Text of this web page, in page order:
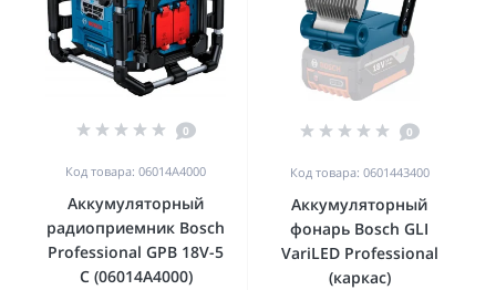
0
Код товара: 06014A4000
Аккумуляторный
радиоприемник Bosch
Professional GPB 18V-5
C (06014A4000)
0
Код товара: 0601443400
Аккумуляторный
фонарь Bosch GLI
VariLED Professional
(каркас)